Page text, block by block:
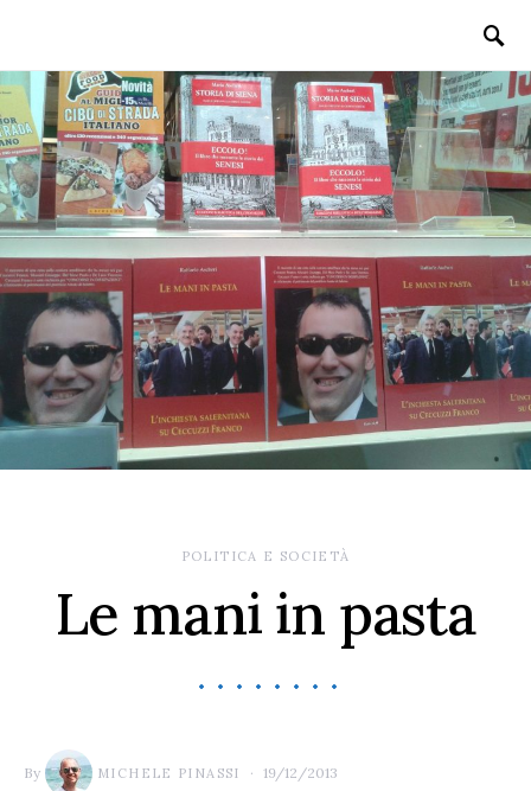
POLITICA E SOCIETÀ
Le mani in pasta
By MICHELE PINASSI 19/12/2013